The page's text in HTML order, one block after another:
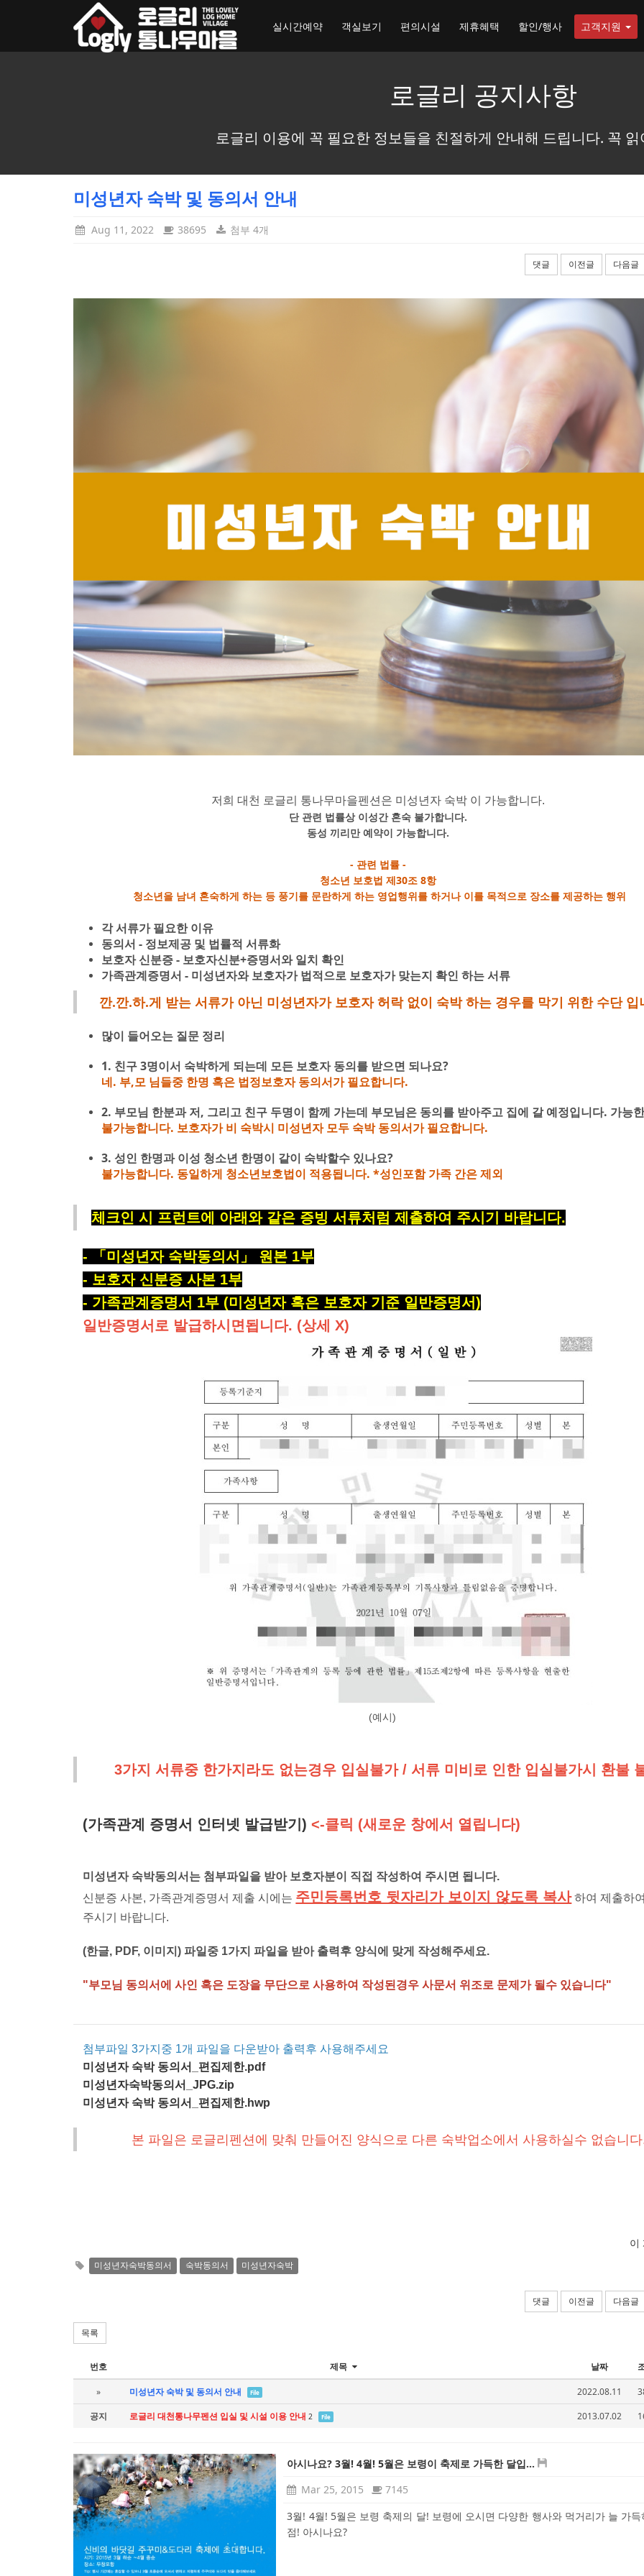
toggle_navigation
실시간예약
객실보기 편의시설 제휴혜택 할인/행사 고객지원
로글리 공지사항
로글리 이용에 꼭 필요한 정보들을 친절하게 안내해 드립니다. 꼭
미성년자 숙박 및 동의서 안내
Aug 11, 2022 38695 첨부 4개
댓글 이전글 다음글
저희 대천 로글리 통나무마을펜션은 미성년자 숙박 이 가능합니다.
단 관련 법률상 이성간 혼숙 불가합니다.
동성 끼리만 예약이 가능합니다.
- 관련 법률 -
청소년 보호법 제30조 8항
청소년을 남녀 혼숙하게 하는 등 풍기를 문란하게 하는 영업행위를 하거나 이를 목적으로 장소를 제공하는 행위
각 서류가 필요한 이유
동의서 - 정보제공 및 법률적 서류화
보호자 신분증 - 보호자신분+증명서와 일치 확인
가족관계증명서 - 미성년자와 보호자가 법적으로 보호자가 맞는지 확인 하는 서류
깐.깐.하.게 받는 서류가 아닌 미성년자가 보호자 허락 없이 숙박 하는 경우를 막기 위한 수단 입
많이 들어오는 질문 정리
1. 친구 3명이서 숙박하게 되는데 모든 보호자 동의를 받으면 되나요?
네. 부,모 님들중 한명 혹은 법정보호자 동의서가 필요합니다.
2. 부모님 한분과 저, 그리고 친구 두명이 함께 가는데 부모님은 동의를 받아주고 집에 갈 예정입니다. 가능
불가능합니다. 보호자가 비 숙박시 미성년자 모두 숙박 동의서가 필요합니다.
3. 성인 한명과 이성 청소년 한명이 같이 숙박할수 있나요?
불가능합니다. 동일하게 청소년보호법이 적용됩니다. *성인포함 가족 간은 제외
체크인 시 프런트에 아래와 같은 증빙 서류처럼 제출하여 주시기 바랍니다.
- 「미성년자 숙박동의서 」 원본 1부
- 보호자 신분증 사본 1부
- 가족관계증명서 1부 (미성년자 혹은 보호자 기준 일반증명서)
일반증명서로 발급하시면됩니다. (상세 X)
(예시)
3가지 서류중 한가지라도 없는경우 입실불가 / 서류 미비로 인한 입실불가시 환불
(가족관계 증명서 인터넷 발급받기) <-클릭 (새로운 창에서 열립니다)
미성년자 숙박동의서는 첨부파일을 받아 보호자분이 직접 작성하여 주시면 됩니다.
신분증 사본, 가족관계증명서 제출 시에는 주민등록번호 뒷자리가 보이지 않도록 복사 하여 제출하
주시기 바랍니다.
(한글, PDF, 이미지) 파일중 1가지 파일을 받아 출력후 양식에 맞게 작성해주세요.
"부모님 동의서에 사인 혹은 도장을 무단으로 사용하여 작성된경우 사문서 위조로 문제가 될수 있습니다"
첨부파일 3가지중 1개 파일을 다운받아 출력후 사용해주세요
미성년자 숙박 동의서_편집제한.pdf
미성년자숙박동의서_JPG.zip
미성년자 숙박 동의서_편집제한.hwp
본 파일은 로글리펜션에 맞춰 만들어진 양식으로 다른 숙박업소에서 사용하실수 없습니
이
미성년자숙박동의서 숙박동의서 미성년자숙박
댓글 이전글 다음글
목록
번호 제목 날짜
» 미성년자 숙박 및 동의서 안내 File 2022.08.11
공지
로글리 대천통나무펜션 입실 및 시설 이용 안내 2 File 2013.07.02
아시나요? 3월! 4월! 5월은 보령이 축제로 가득한 달입...
Mar 25, 2015
7145
3월! 4월! 5월은 보령 축제의 달! 보령에 오시면 다양한 행사와 먹거리가 늘 가득
점! 아시나요?